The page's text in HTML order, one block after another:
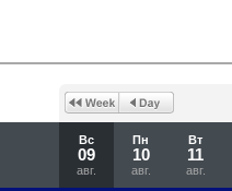
Вс
09
авг.
Пн
10
авг.
Вт
11
авг.